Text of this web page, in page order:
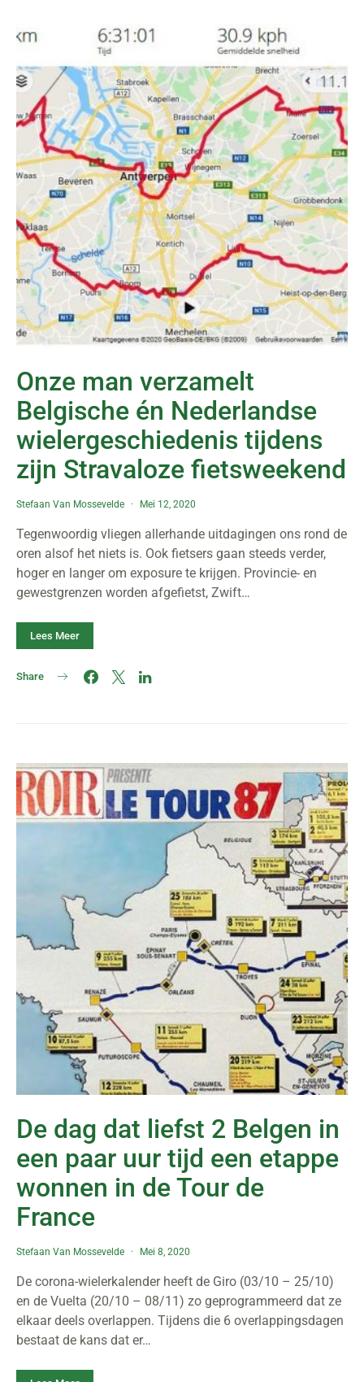
Onze man verzamelt
Belgische én Nederlandse
wielergeschiedenis tijdens
zijn Stravaloze fietsweekend
Stefaan Van Mossevelde Mei 12, 2020
Tegenwoordig vliegen allerhande uitdagingen ons rond de
oren alsof het niets is. Ook fietsers gaan steeds verder,
hoger en langer om exposure te krijgen. Provincie- en
gewestgrenzen worden afgefietst, Zwift…
Lees Meer
Share
De dag dat liefst 2 Belgen in
een paar uur tijd een etappe
wonnen in de Tour de
France
Stefaan Van Mossevelde Mei 8, 2020
De corona-wielerkalender heeft de Giro (03/10 – 25/10)
en de Vuelta (20/10 – 08/11) zo geprogrammeerd dat ze
elkaar deels overlappen. Tijdens die 6 overlappingsdagen
bestaat de kans dat er…